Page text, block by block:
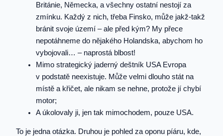
Británie, Německa, a všechny ostatní nestojí za
zmínku. Každý z nich, třeba Finsko, může jakž-takž
bránit svoje území – ale před kým? My přece
nepotáhneme do nějakého Holandska, abychom ho
vybojovali… – naprostá blbost!
Mimo strategický jaderný deštník USA Evropa
v podstatě neexistuje. Může velmi dlouho stát na
místě a křičet, ale nikam se nehne, protože jí chybí
motor;
A úkolovaly ji, jen tak mimochodem, pouze USA.
To je jedna otázka. Druhou je pohled za oponu píáru, kde,